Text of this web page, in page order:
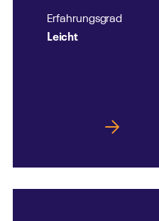
Erfahrungsgrad
Leicht